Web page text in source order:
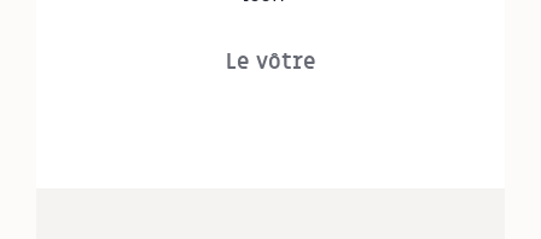
Le vôtre